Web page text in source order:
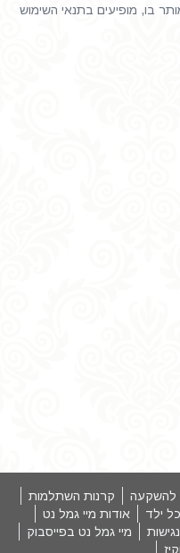
בו, מופיעים בתנאי השימוש
להשקעה
קרנות השתלמות
ילד
אודות מיי גמל נט
מיי גמל נט בפייסבוק